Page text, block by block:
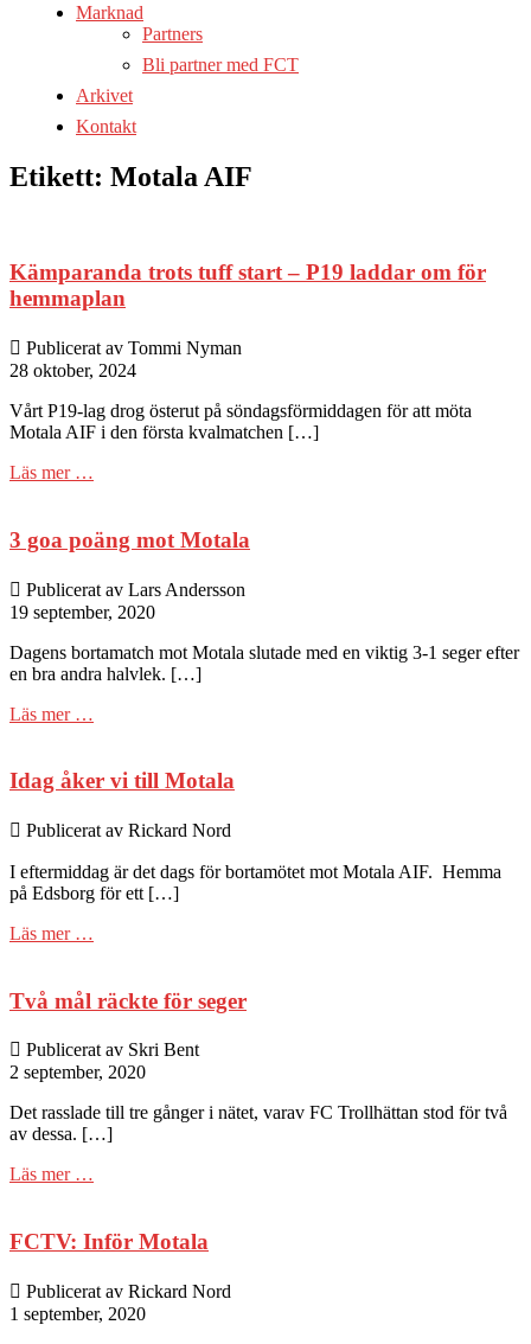
Marknad
Partners
Bli partner med FCT
Arkivet
Kontakt
Etikett: Motala AIF
Kämparanda trots tuff start – P19 laddar om för
hemmaplan
Publicerat av Tommi Nyman
28 oktober, 2024
Vårt P19-lag drog österut på söndagsförmiddagen för att möta
Motala AIF i den första kvalmatchen […]
Läs mer …
3 goa poäng mot Motala
Publicerat av Lars Andersson
19 september, 2020
Dagens bortamatch mot Motala slutade med en viktig 3-1 seger efter
en bra andra halvlek. […]
Läs mer …
Idag åker vi till Motala
Publicerat av Rickard Nord
I eftermiddag är det dags för bortamötet mot Motala AIF. Hemma
på Edsborg för ett […]
Läs mer …
Två mål räckte för seger
Publicerat av Skri Bent
2 september, 2020
Det rasslade till tre gånger i nätet, varav FC Trollhättan stod för två
av dessa. […]
Läs mer …
FCTV: Inför Motala
Publicerat av Rickard Nord
1 september, 2020